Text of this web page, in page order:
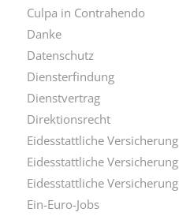
Culpa in Contrahendo
Danke
Datenschutz
Diensterfindung
Dienstvertrag
Direktionsrecht
Eidesstattliche Versicherung
Eidesstattliche Versicherung
Eidesstattliche Versicherung
Ein-Euro-Jobs